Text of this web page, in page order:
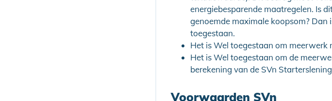
energiebesparende maatregelen. Is
genoemde maximale koopsom? Dan
toegestaan.
Het is Wel toegestaan om meerwerk
Het is Wel toegestaan om de
berekening van de SVn
Voorwaarden SVn